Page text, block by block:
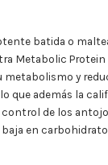
batida o
Metabolic Protein
y
que además la
de los
en